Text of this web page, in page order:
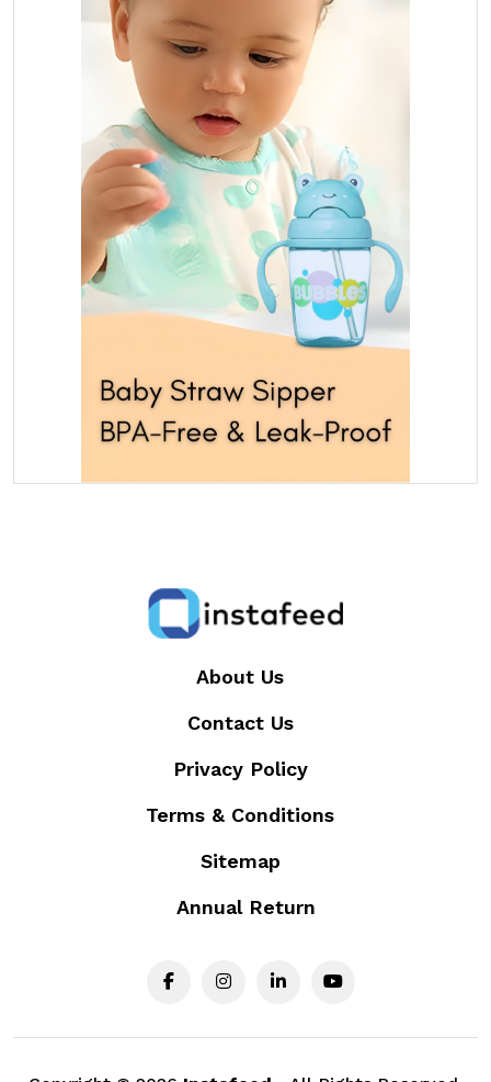
About Us
Contact Us
Privacy Policy
Terms & Conditions
Sitemap
Annual Return